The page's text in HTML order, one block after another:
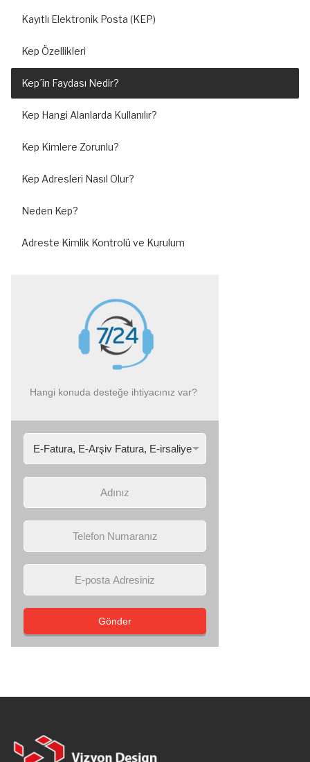
Kayıtlı Elektronik Posta (KEP)
Kep Özellikleri
Kep´in Faydası Nedir?
Kep Hangi Alanlarda Kullanılır?
Kep Kimlere Zorunlu?
Kep Adresleri Nasıl Olur?
Neden Kep?
Adreste Kimlik Kontrolü ve Kurulum
Hangi konuda desteğe ihtiyacınız var?
Gönder